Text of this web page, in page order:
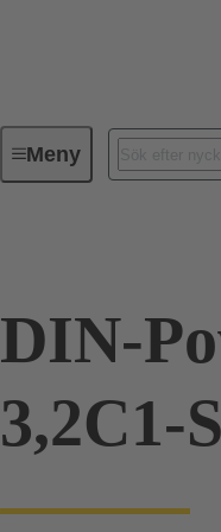
MenyFörbindningsteknik
DIN-
3,2C1-